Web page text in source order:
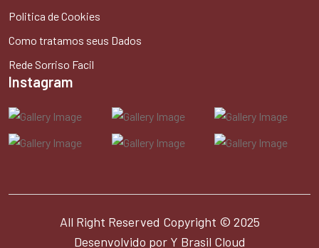
Politica de Cookies
Como tratamos seus Dados
Rede Sorriso Facil
Instagram
All Right Reserved Copyright © 2025
Desenvolvido por Y Brasil Cloud